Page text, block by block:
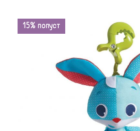
15% попуст